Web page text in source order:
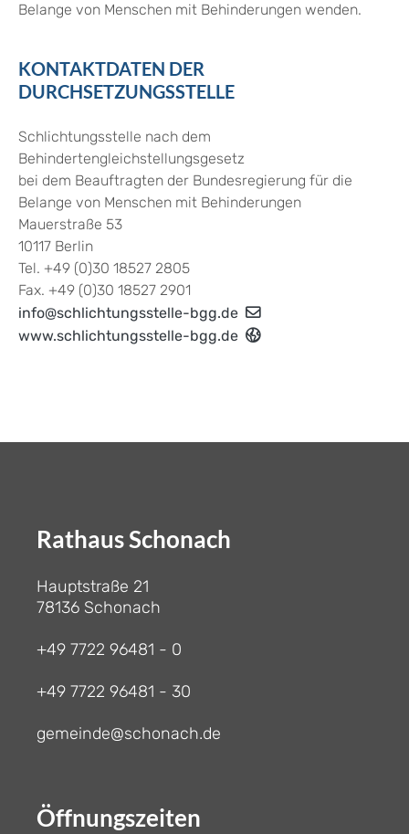
Belange von Menschen mit Behinderungen wenden.
KONTAKTDATEN DER
DURCHSETZUNGSSTELLE
Schlichtungsstelle nach dem
Behindertengleichstellungsgesetz
bei dem Beauftragten der Bundesregierung für die
Belange von Menschen mit Behinderungen
Mauerstraße 53
10117 Berlin
Tel. +49 (0)30 18527 2805
Fax. +49 (0)30 18527 2901
info@schlichtungsstelle-bgg.de
www.schlichtungsstelle-bgg.de
Rathaus Schonach
Hauptstraße 21
78136 Schonach
+49 7722 96481 - 0
+49 7722 96481 - 30
gemeinde@schonach.de
Öffnungszeiten